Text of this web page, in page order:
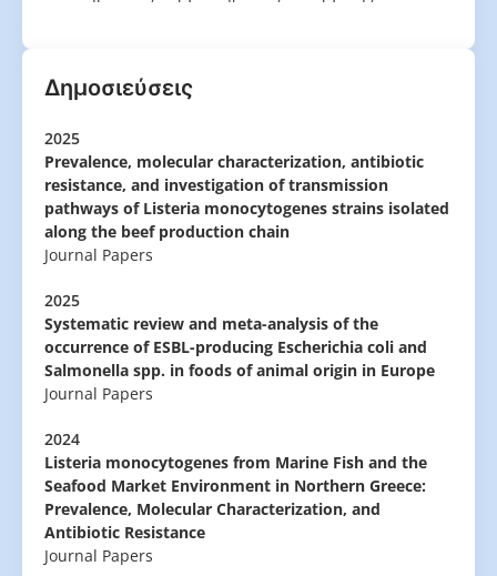
Δημοσιεύσεις
2025
Prevalence, molecular characterization, antibiotic
resistance, and investigation of transmission
pathways of Listeria monocytogenes strains isolated
along the beef production chain
Journal Papers
2025
Systematic review and meta-analysis of the
occurrence of ESBL-producing Escherichia coli and
Salmonella spp. in foods of animal origin in Europe
Journal Papers
2024
Listeria monocytogenes from Marine Fish and the
Seafood Market Environment in Northern Greece:
Prevalence, Molecular Characterization, and
Antibiotic Resistance
Journal Papers